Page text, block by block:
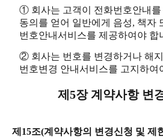
① 회사는 고객이 전화번호안내를
동의를 얻어 일반에게 음성, 책자
번호안내서비스를 제공하여야 합
② 회사는 번호를 변경하거나 해
번호변경 안내서비스를 고지하여
제5장 계약사항 변
제15조(계약사항의 변경신청 및 제